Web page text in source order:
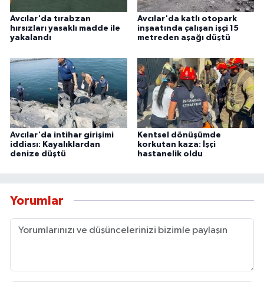
Avcılar'da tırabzan
hırsızları yasaklı madde ile
yakalandı
Avcılar'da katlı otopark
inşaatında çalışan işçi 15
metreden aşağı düştü
Avcılar'da intihar girişimi
iddiası: Kayalıklardan
denize düştü
Kentsel dönüşümde
korkutan kaza: İşçi
hastanelik oldu
Yorumlar